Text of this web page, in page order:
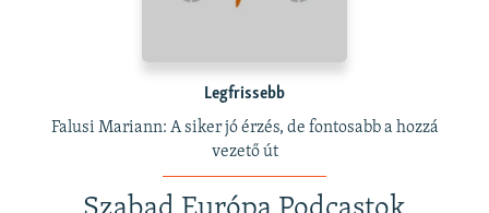
Legfrissebb
Falusi Mariann: A siker jó érzés, de fontosabb a hozzá
vezető út